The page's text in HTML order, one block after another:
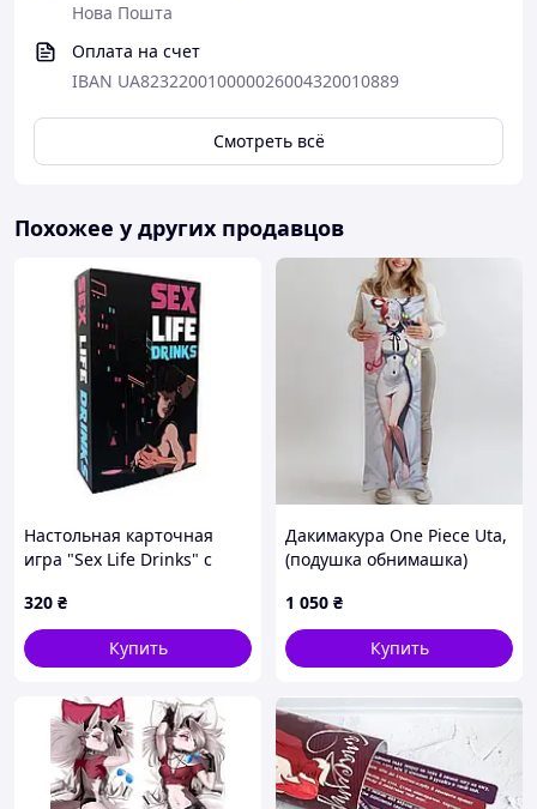
Нова Пошта
Оплата на счет
IBAN UA823220010000026004320010889
Смотреть всё
Похожее у других продавцов
Настольная карточная
игра "Sex Life Drinks" с
для компании 64 карты на
украинском языке 18+
320 ₴
Купить
Дакимакура One Piece Uta,
(подушка обнимашка)
быстрой доставкой по
Украине
1 050 ₴
Купить